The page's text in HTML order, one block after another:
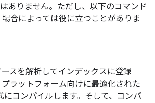
ありません。ただし、以下のコマンド
合によっては役に立つことがありま
スを解析してインデックスに登録
プラットフォーム向けに最適化された
にコンパイルします。そして、コンパ